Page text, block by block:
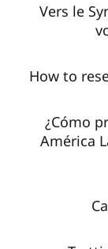
Vers le
How to
¿Cómo
América